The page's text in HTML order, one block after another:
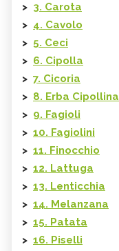
> 3. Carota
> 4. Cavolo
> 5. Ceci
> 6. Cipolla
> 7. Cicoria
> 8. Erba Cipollina
> 9. Fagioli
> 10. Fagiolini
> 11. Finocchio
> 12. Lattuga
> 13. Lenticchia
> 14. Melanzana
> 15. Patata
> 16. Piselli